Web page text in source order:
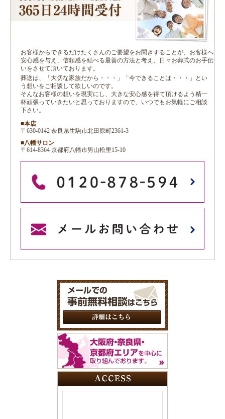
お客様からできるだけたくさんのご要望をお聞きすることが、お客様へ
安心感を与え、信頼感を結べる最善の方法と考え、日々お葬式のお手伝
いをさせて頂いております。
葬送は、「大切な家族だから・・・」「今できることは・・・」とい
う想いをご相談して欲しいのです。
そんなお客様の想いを現実にし、大きな安心感を得て頂けるよう精一
杯頑張っていきたいと思っておりますので、いつでもお気軽にご相談
下さい。
■本店
〒630-0142 奈良県生駒市北田原町2361-3
■八幡サロン
〒614-8364 京都府八幡市男山松里15-10